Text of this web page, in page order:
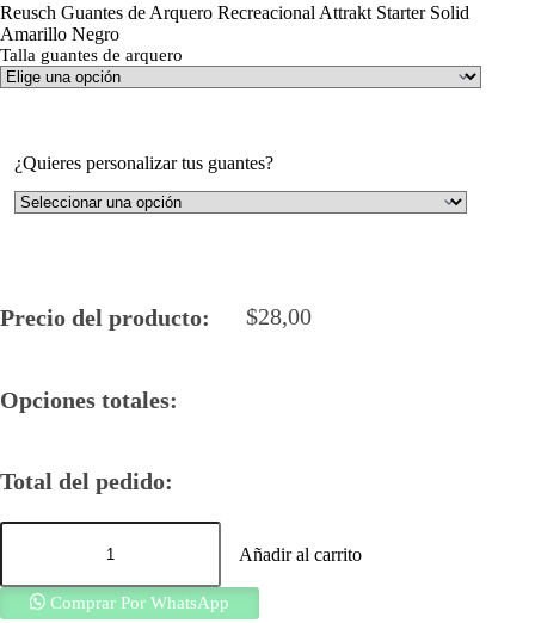
Reusch Guantes de Arquero Recreacional Attrakt Starter Solid
Amarillo Negro
Talla guantes de arquero
¿Quieres personalizar tus guantes?
Precio del producto: $28,00
Opciones totales:
Total del pedido:
Reusch
Arquero
Recreacional
Añadir al carrito
Comprar Por WhatsApp